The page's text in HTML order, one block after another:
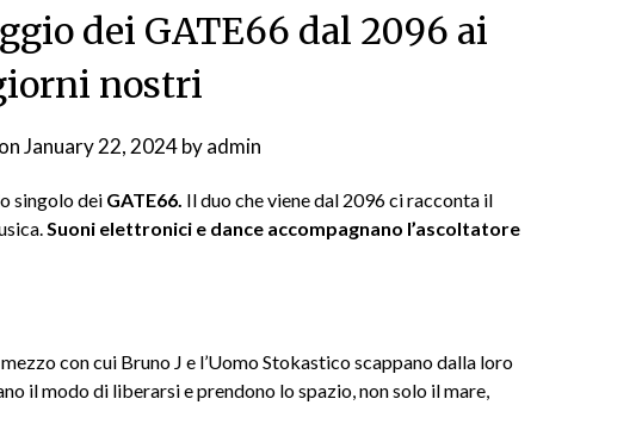
dei GATE66 dal 2096 ai
nostri
January 22, 2024byadmin
singolo dei GATE66. Il duo che viene dal 2096 ci racconta il
Suoni elettronici e dance accompagnano l’ascoltatore
con cui Bruno J e l’Uomo Stokastico scappano dalla loro
il modo di liberarsi e prendono lo spazio, non solo il mare,